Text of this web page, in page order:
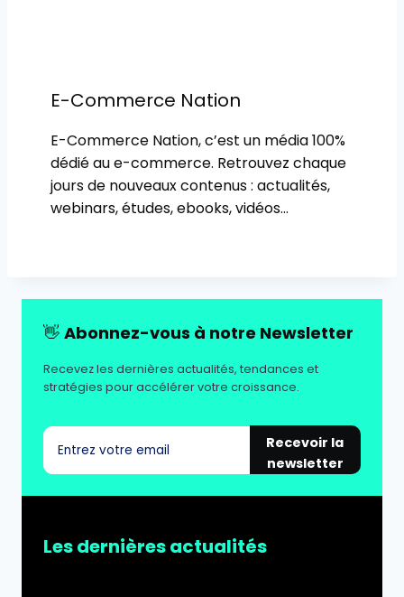
E-Commerce Nation
E-Commerce Nation, c’est un média 100%
dédié au e-commerce. Retrouvez chaque
jours de nouveaux contenus : actualités,
webinars, études, ebooks, vidéos…
👋 Abonnez-vous à notre Newsletter
Recevez les dernières actualités, tendances et
stratégies pour accélérer votre croissance.
Recevoir la
newsletter
Les dernières actualités